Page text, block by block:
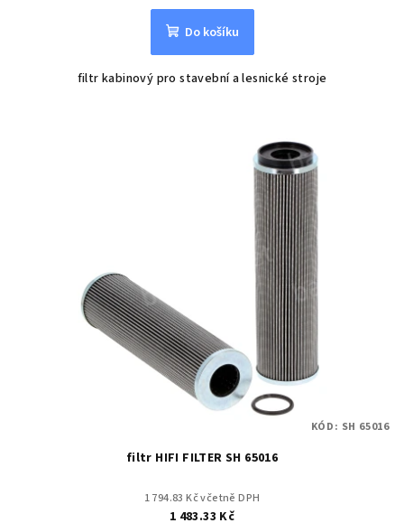
Do košíku
filtr kabinový pro stavební a lesnické stroje
filtr HIFI FILTER SH 65016
1 794.83 Kč včetně DPH
1 483.33 Kč
KÓD: SH 65016